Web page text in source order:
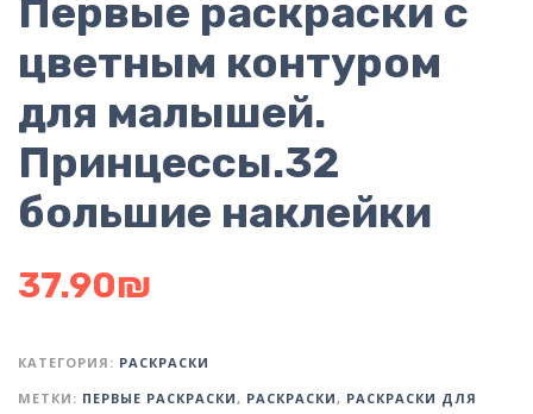
Первые раскраски с
цветным контуром
для малышей.
Принцессы.32
большие наклейки
37.90₪
КАТЕГОРИЯ: РАСКРАСКИ
МЕТКИ: ПЕРВЫЕ РАСКРАСКИ , РАСКРАСКИ , РАСКРАСКИ ДЛЯ